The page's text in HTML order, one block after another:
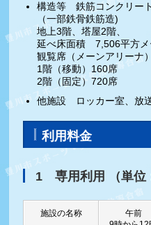
構造等 鉄筋コンクリー
（一部鉄骨鉄筋造)
地上3階、塔屋2階、
延べ床面積 7,506平方メ
観覧席（メーンアリーナ）
1階（移動）160席
2階（固定）720席
他施設 ロッカー室、放
利用料金
1 専用利用 （単位
施設の名称
午前